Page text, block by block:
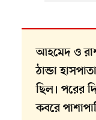
আহমেদ ও
ঠান্ডা
ছিল। পরের
কবরে